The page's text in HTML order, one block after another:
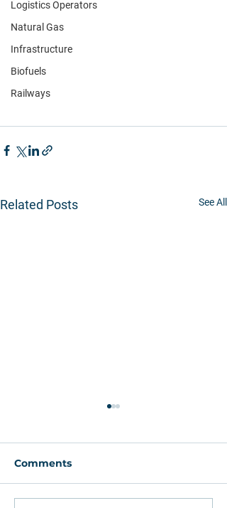
Logistics Operators
Natural Gas
Infrastructure
Biofuels
Railways
Related Posts See All
Comments